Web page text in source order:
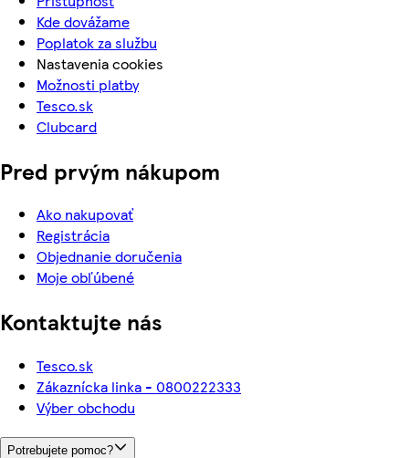
Kde dovážame
Poplatok za službu
Nastavenia cookies
Možnosti platby
Tesco.sk
Clubcard
Pred prvým nákupom
Ako nakupovať
Registrácia
Objednanie doručenia
Moje obľúbené
Kontaktujte nás
Tesco.sk
Zákaznícka linka - 0800222333
Výber obchodu
Potrebujete pomoc?